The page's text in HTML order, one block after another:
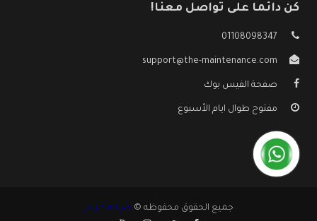
كن دائما على تواصل معنا!
01108098347
support@the-maintenance.com
صفحة الفيس بوك
مفتوح طوال ايام الأسبوع
جميع الحقوق محفوظه © صيانة كاريير